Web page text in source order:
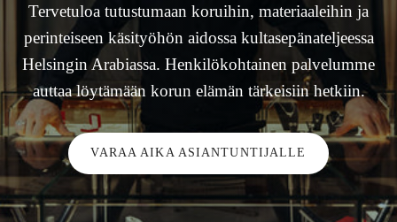
Tervetuloa tutustumaan koruihin, materiaaleihin ja
perinteiseen käsityöhön aidossa kultasepänateljeessa
Helsingin Arabiassa. Henkilökohtainen palvelumme
auttaa löytämään korun elämän tärkeisiin hetkiin.
VARAA AIKA ASIANTUNTIJALLE